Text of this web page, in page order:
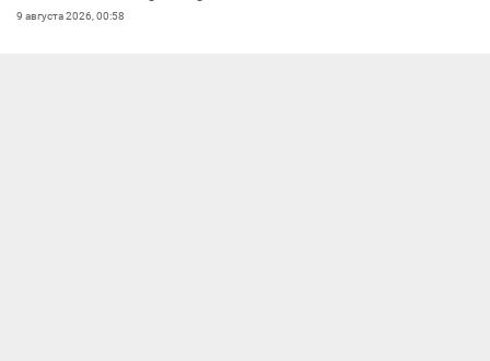
9 августа 2026, 00:58